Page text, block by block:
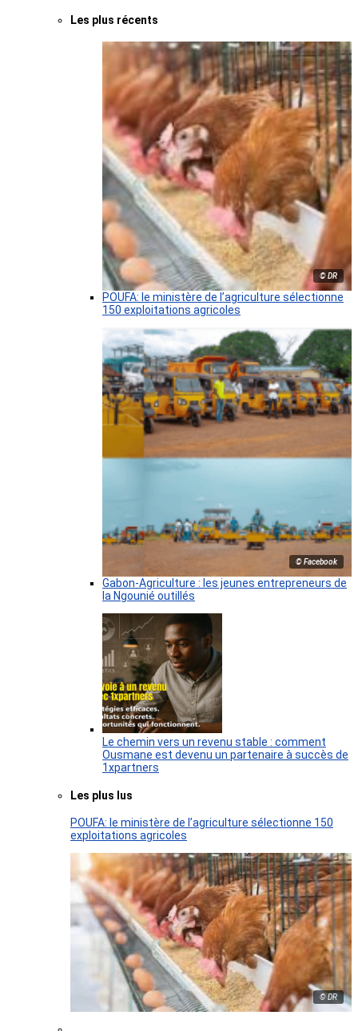
Les plus récents
© DR
POUFA: le ministère de l’agriculture sélectionne
150 exploitations agricoles
© Facebook
Gabon-Agriculture : les jeunes entrepreneurs de
la Ngounié outillés
Le chemin vers un revenu stable : comment
Ousmane est devenu un partenaire à succès de
1xpartners
Les plus lus
POUFA: le ministère de l’agriculture sélectionne 150
exploitations agricoles
© DR